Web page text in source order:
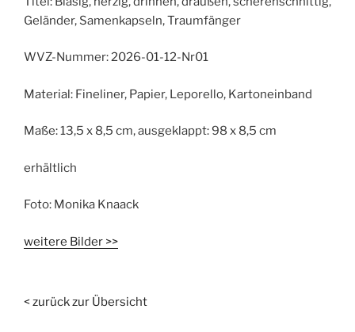
Geländer, Samenkapseln, Traumfänger
WVZ-Nummer:2026-01-12-Nr01
Material: Fineliner, Papier, Leporello, Kartoneinband
Maße:13,5 x 8,5 cm, ausgeklappt: 98 x 8,5 cm
erhältlich
Foto: Monika Knaack
weitere Bilder >>
< zurück zur Übersicht